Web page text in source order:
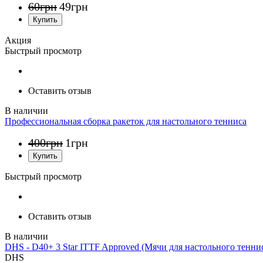
60грн49грн
Акция
Быстрый просмотр
Оставить отзыв
Профессиональная сборка ракеток для настольного тенниса
400грн 1грн
Быстрый просмотр
Оставить отзыв
DHS - D40+ 3 Star ITTF Approved (Мячи для настольного
DHS